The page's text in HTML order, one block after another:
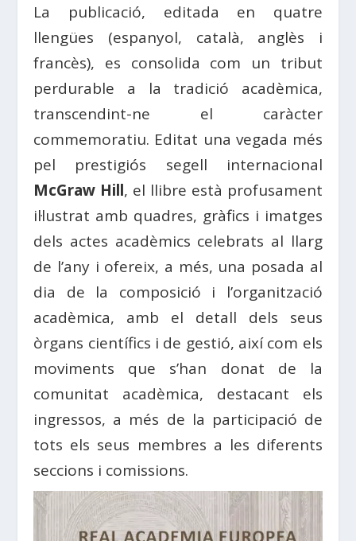
La publicació, editada en quatre
llengües (espanyol, català, anglès i
francès), es consolida com un tribut
perdurable a la tradició acadèmica,
transcendint-ne el caràcter
commemoratiu. Editat una vegada més
pel prestigiós segell internacional
McGraw Hill, el llibre està profusament
il·lustrat amb quadres, gràfics i imatges
dels actes acadèmics celebrats al llarg
de l’any i ofereix, a més, una posada al
dia de la composició i l’organització
acadèmica, amb el detall dels seus
òrgans científics i de gestió, així com els
moviments que s’han donat de la
comunitat acadèmica, destacant els
ingressos, a més de la participació de
tots els seus membres a les diferents
seccions i comissions.